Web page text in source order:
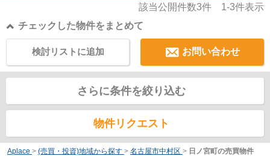
該当公開件数3件 1-3件表示
チェックした物件をまとめて
お問い合わせ
検討リストに追加
さらに条件を絞り込む
物件リクエスト
Aplace > (売買・投資)地域から探す > 名古屋市中村区 > 日ノ宮町の売買物件